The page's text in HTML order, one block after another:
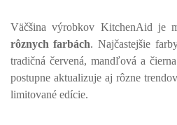
Väčšina výrobkov KitchenAid je
rôznych farbách. Najčastejšie
tradičná červená, mandľová a
postupne aktualizuje aj rôzne
limitované edície.